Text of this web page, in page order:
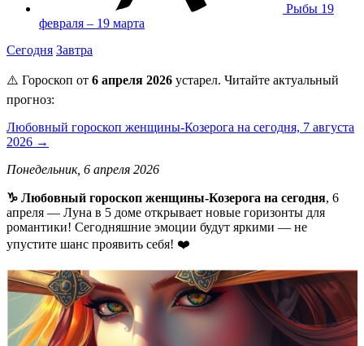
Рыбы 19
февраля – 19 марта
Сегодня Завтра
⚠️ Гороскоп от 6 апреля 2026 устарел. Читайте актуальный
прогноз:
Любовный гороскоп женщины-Козерога на сегодня, 7 августа
2026 →
Понедельник, 6 апреля 2026
♑️ Любовный гороскоп женщины-Козерога на сегодня, 6
апреля — Луна в 5 доме открывает новые горизонты для
романтики! Сегодняшние эмоции будут яркими — не
упустите шанс проявить себя! ❤️